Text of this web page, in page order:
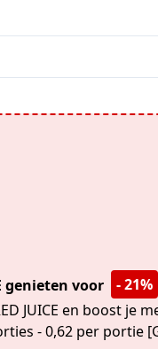
genieten voor
- 21%
JUICE en boost je
- 0,62 per portie